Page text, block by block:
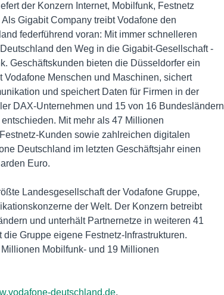
der Konzern Internet, Mobilfunk, Festnetz
Gigabit Company treibt Vodafone den
federführend voran: Mit immer schnelleren
den Weg in die Gigabit-Gesellschaft -
Geschäftskunden bieten die Düsseldorfer ein
Vodafone Menschen und Maschinen, sichert
und speichert Daten für Firmen in der
DAX-Unternehmen und 15 von 16 Bundesländern
Mit mehr als 47 Millionen
Kunden sowie zahlreichen digitalen
Deutschland im letzten Geschäftsjahr einen
Euro.
Landesgesellschaft der Vodafone Gruppe,
der Welt. Der Konzern betreibt
und unterhält Partnernetze in weiteren 41
Gruppe eigene Festnetz-Infrastrukturen.
Mobilfunk- und 19 Millionen
deutschland.de.